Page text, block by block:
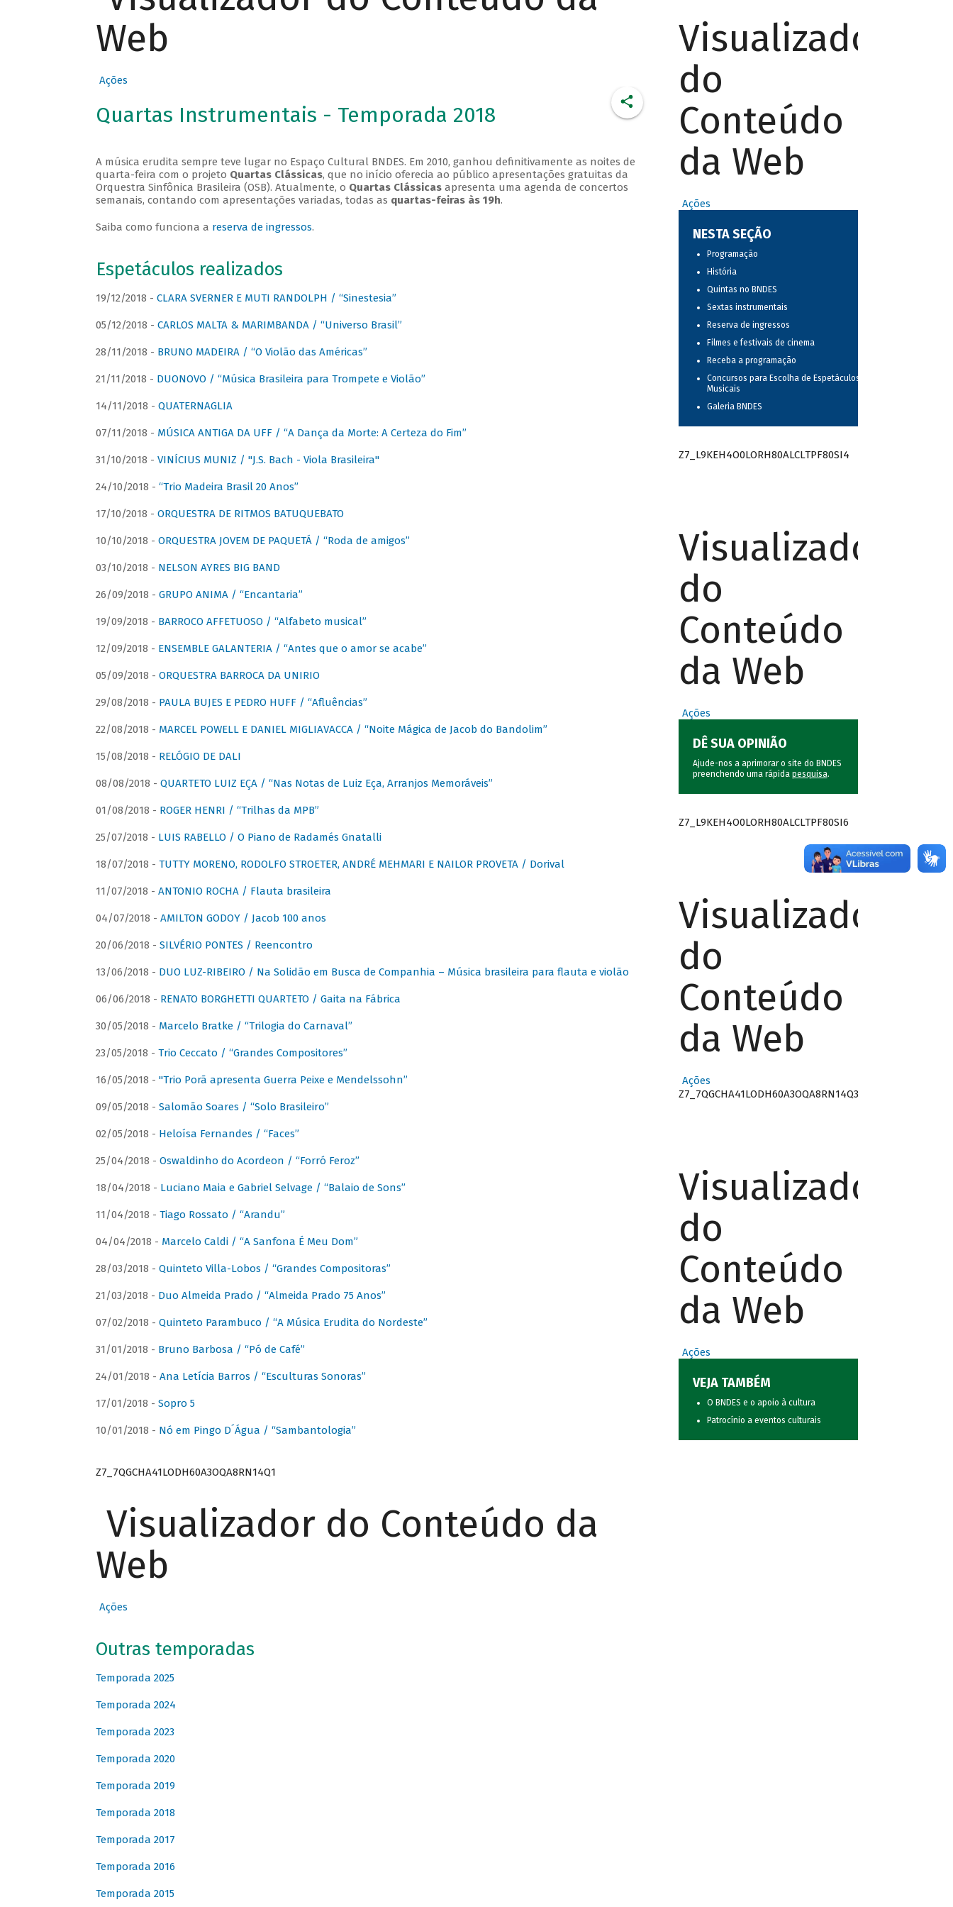
Web
Ações
Quartas Instrumentais - Temporada 2018
A música erudita sempre teve lugar no Espaço Cultural BNDES. Em 2010, ganhou definitivamente as noites de
quarta-feira com o projeto Quartas Clássicas, que no início oferecia ao público apresentações gratuitas da
Orquestra Sinfônica Brasileira (OSB). Atualmente, o Quartas Clássicasapresenta uma agenda de concertos
semanais, contando com apresentações variadas, todas as quartas-feiras às 19h.
Saiba como funciona a reserva de ingressos.
Espetáculos realizados
19/12/2018 - CLARA SVERNER E MUTI RANDOLPH / “Sinestesia”
05/12/2018 - CARLOS MALTA & MARIMBANDA / “Universo Brasil”
28/11/2018 - BRUNO MADEIRA / “O Violão das Américas”
21/11/2018 - DUONOVO / “Música Brasileira para Trompete e Violão”
14/11/2018 - QUATERNAGLIA
07/11/2018 - MÚSICA ANTIGA DA UFF / “A Dança da Morte: A Certeza do Fim”
31/10/2018 - VINÍCIUS MUNIZ / "J.S. Bach - Viola Brasileira"
24/10/2018 - “Trio Madeira Brasil 20 Anos”
17/10/2018 - ORQUESTRA DE RITMOS BATUQUEBATO
10/10/2018 - ORQUESTRA JOVEM DE PAQUETÁ / “Roda de amigos”
03/10/2018 - NELSON AYRES BIG BAND
26/09/2018 - GRUPO ANIMA / “Encantaria”
19/09/2018 - BARROCO AFFETUOSO / “Alfabeto musical”
12/09/2018 - ENSEMBLE GALANTERIA / “Antes que o amor se acabe”
05/09/2018 - ORQUESTRA BARROCA DA UNIRIO
29/08/2018 - PAULA BUJES E PEDRO HUFF / “Afluências”
22/08/2018 - MARCEL POWELL E DANIEL MIGLIAVACCA / “Noite Mágica de Jacob do Bandolim”
15/08/2018 - RELÓGIO DE DALI
08/08/2018 - QUARTETO LUIZ EÇA / “Nas Notas de Luiz Eça, Arranjos Memoráveis”
01/08/2018 - ROGER HENRI / “Trilhas da MPB”
25/07/2018 - LUIS RABELLO / O Piano de Radamés Gnatalli
18/07/2018 - TUTTY MORENO, RODOLFO STROETER, ANDRÉ MEHMARI E NAILOR PROVETA / Dorival
11/07/2018 - ANTONIO ROCHA / Flauta brasileira
04/07/2018 - AMILTON GODOY / Jacob 100 anos
20/06/2018 - SILVÉRIO PONTES / Reencontro
13/06/2018 - DUO LUZ-RIBEIRO / Na Solidão em Busca de Companhia – Música brasileira para flauta e violão
06/06/2018 - RENATO BORGHETTI QUARTETO / Gaita na Fábrica
30/05/2018 - Marcelo Bratke / “Trilogia do Carnaval”
23/05/2018 - Trio Ceccato / “Grandes Compositores”
16/05/2018 - "Trio Porã apresenta Guerra Peixe e Mendelssohn”
09/05/2018 - Salomão Soares / “Solo Brasileiro”
02/05/2018 - Heloísa Fernandes / “Faces”
25/04/2018 - Oswaldinho do Acordeon / “Forró Feroz”
18/04/2018 - Luciano Maia e Gabriel Selvage / “Balaio de Sons”
11/04/2018 - Tiago Rossato / “Arandu”
04/04/2018 - Marcelo Caldi / “A Sanfona É Meu Dom”
28/03/2018 - Quinteto Villa-Lobos / “Grandes Compositoras”
21/03/2018 - Duo Almeida Prado / “Almeida Prado 75 Anos”
07/02/2018 - Quinteto Parambuco / “A Música Erudita do Nordeste”
31/01/2018 - Bruno Barbosa / “Pó de Café”
24/01/2018 - Ana Letícia Barros / “Esculturas Sonoras”
17/01/2018 - Sopro 5
10/01/2018 - Nó em Pingo D´Água / “Sambantologia”
Z7_7QGCHA41LODH60A3OQA8RN14Q1
Visualizador do Conteúdo da
Web
Ações
Outras temporadas
Temporada 2025
Temporada 2024
Temporada 2023
Temporada 2020
Temporada 2019
Temporada 2018
Temporada 2017
Temporada 2016
Temporada 2015
Visualizador
do
Conteúdo
da Web
Ações
NESTA SEÇÃO
Programação
História
Quintas no BNDES
Sextas instrumentais
Reserva de ingressos
Filmes e festivais de cinema
Receba a programação
Concursos para Escolha de Espetáculos
Musicais
Galeria BNDES
Z7_L9KEH4O0LORH80ALCLTPF80SI4
Visualizador
do
Conteúdo
da Web
Ações
DÊ SUA OPINIÃO
Ajude-nos a aprimorar o site do BNDES
preenchendo uma rápida pesquisa.
Z7_L9KEH4O0LORH80ALCLTPF80SI6
Visualizador
do
Conteúdo
da Web
Ações
Z7_7QGCHA41LODH60A3OQA8RN14Q3
Visualizador
do
Conteúdo
da Web
Ações
VEJA TAMBÉM
O BNDES e o apoio à cultura
Patrocínio a eventos culturais